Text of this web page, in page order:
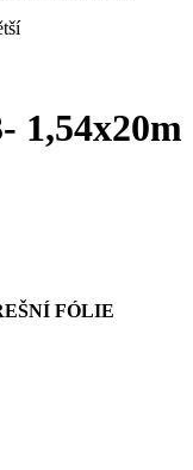
1,54x20m
FÓLIE